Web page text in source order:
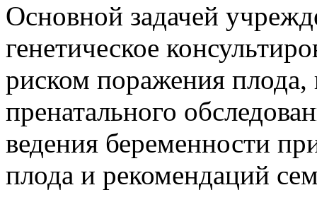
Основной задачей
генетическое
риском поражения плода,
пренатального
ведения беременности
плода и рекомендаций